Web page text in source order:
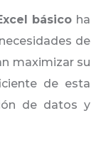
básico ha
de
maximizar su
de esta
de datos y